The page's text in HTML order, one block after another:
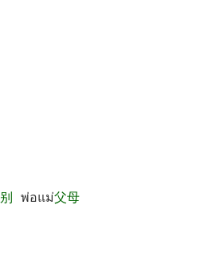
别 พ่อแม่父母